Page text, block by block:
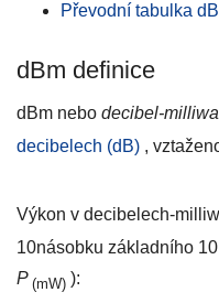
Převodní tabulka
dBm definice
dBm nebo decibel-
decibelech (dB) ,
Výkon v decibelech-
10násobku základního
P (mW) ):